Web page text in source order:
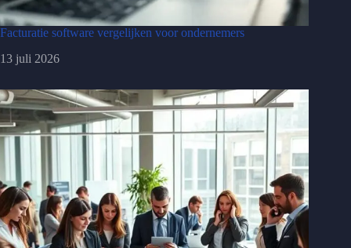
Facturatie software vergelijken voor ondernemers
13 juli 2026